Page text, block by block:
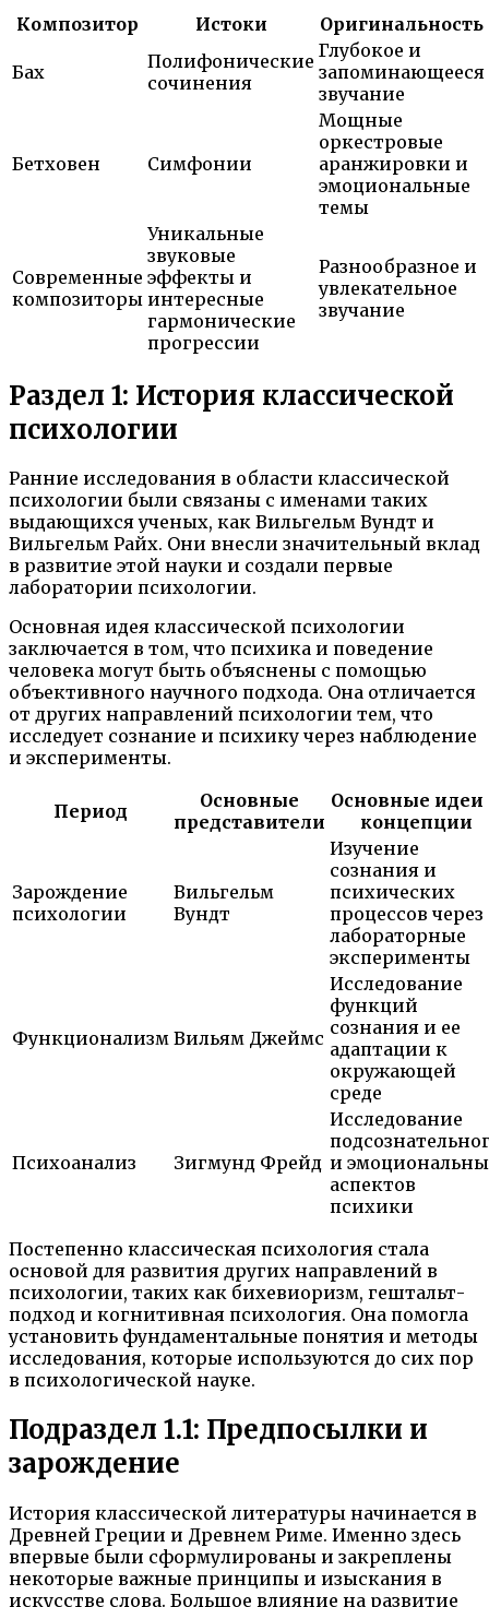
Композитор
Истоки Оригинальность
Бах
Полифонические
сочинения
Глубокое и
запоминающееся
звучание
Бетховен Симфонии
Мощные
оркестровые
аранжировки и
эмоциональные
темы
Современные
композиторы
Уникальные
звуковые
эффекты и
интересные
гармонические
прогрессии
Разнообразное и
увлекательное
звучание
Раздел 1: История классической
психологии
Ранние исследования в области классической
психологии были связаны с именами таких
выдающихся ученых, как Вильгельм Вундт и
Вильгельм Райх. Они внесли значительный вклад
в развитие этой науки и создали первые
лаборатории психологии.
Основная идея классической психологии
заключается в том, что психика и поведение
человека могут быть объяснены с помощью
объективного научного подхода. Она отличается
от других направлений психологии тем, что
исследует сознание и психику через наблюдение
и эксперименты.
Период
Основные
представители
Основные идеи
концепции
Зарождение
психологии
Вильгельм
Вундт
Изучение
сознания и
психических
процессов через
лабораторные
эксперименты
Функционализм Вильям Джеймс
Исследование
функций
сознания и ее
адаптации к
окружающей
среде
Психоанализ Зигмунд Фрейд
Исследование
и
аспектов
психики
Постепенно классическая психология стала
основой для развития других направлений в
психологии, таких как бихевиоризм, гештальт-
подход и когнитивная психология. Она помогла
установить фундаментальные понятия и методы
исследования, которые используются до сих пор
в психологической науке.
Подраздел 1.1: Предпосылки и
зарождение
История классической литературы начинается в
Древней Греции и Древнем Риме. Именно здесь
впервые были сформулированы и закреплены
некоторые важные принципы и изыскания в
искусстве слова. Большое влияние на развитие